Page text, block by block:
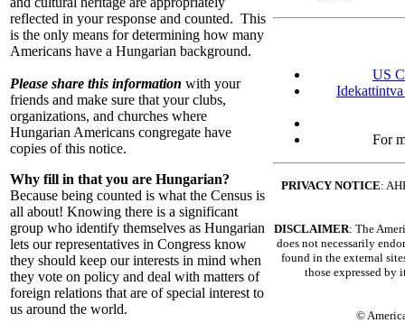
reflected in your response and counted. This
is the only means for determining how many
Americans have a Hungarian background.
Please share this information with your
friends and make sure that your clubs,
organizations, and churches where
Hungarian Americans congregate have
copies of this notice.
Why fill in that you are Hungarian?
Because being counted is what the Census is
all about! Knowing there is a significant
group who identify themselves as Hungarian
lets our representatives in Congress know
they should keep our interests in mind when
they vote on policy and deal with matters of
foreign relations that are of special interest to
us around the world.
US
For
PRIVACY NOTICE:
DISCLAIMER: The
does not necessarily
found in the external
those expressed by
©